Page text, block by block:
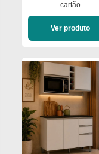
cartão
Ver produto